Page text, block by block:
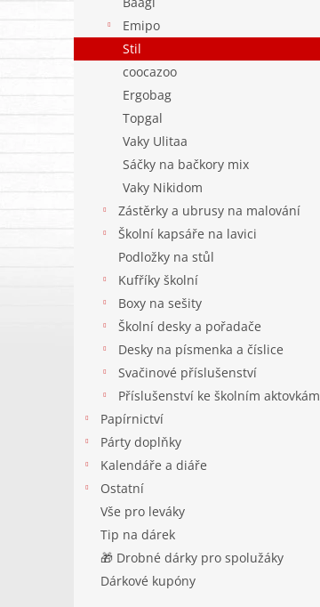
Emipo
Stil
coocazoo
Ergobag
Topgal
Vaky Ulitaa
Sáčky na bačkory mix
Vaky Nikidom
Zástěrky a ubrusy na malování
Školní kapsáře na lavici
Podložky na stůl
Kufříky školní
Boxy na sešity
Školní desky a pořadače
Desky na písmenka a číslice
Svačinové příslušenství
Příslušenství ke školním aktovkám
Papírnictví
Párty doplňky
Kalendáře a diáře
Ostatní
Vše pro leváky
Tip na dárek
🎁 Drobné dárky pro spolužáky
Dárkové kupóny